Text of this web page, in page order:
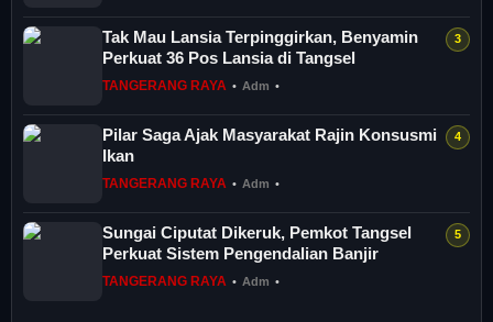
Tak Mau Lansia Terpinggirkan, Benyamin
Perkuat 36 Pos Lansia di Tangsel
TANGERANG RAYA • Adm •
Pilar Saga Ajak Masyarakat Rajin Konsusmi
Ikan
TANGERANG RAYA • Adm •
Sungai Ciputat Dikeruk, Pemkot Tangsel
Perkuat Sistem Pengendalian Banjir
TANGERANG RAYA • Adm •